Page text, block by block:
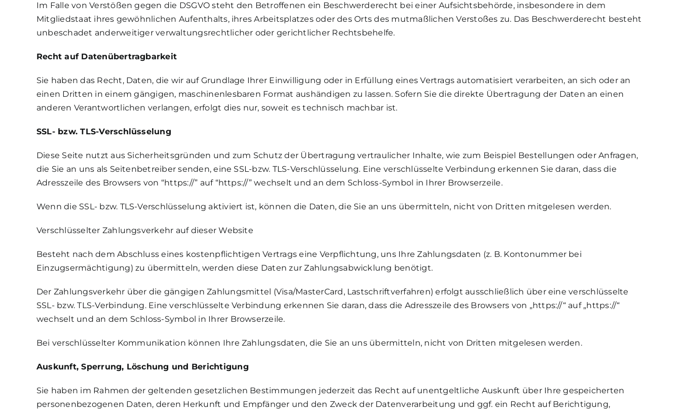
Im Falle von Verstößen gegen die DSGVO steht den Betroffenen ein Beschwerderecht bei einer Aufsichtsbehörde, insbesondere in dem
Mitgliedstaat ihres gewöhnlichen Aufenthalts, ihres Arbeitsplatzes oder des Orts des mutmaßlichen Verstoßes zu. Das Beschwerderecht besteht
unbeschadet anderweitiger verwaltungsrechtlicher oder gerichtlicher Rechtsbehelfe.
Recht auf Datenübertragbarkeit
Sie haben das Recht, Daten, die wir auf Grundlage Ihrer Einwilligung oder in Erfüllung eines Vertrags automatisiert verarbeiten, an sich oder an
einen Dritten in einem gängigen, maschinenlesbaren Format aushändigen zu lassen. Sofern Sie die direkte Übertragung der Daten an einen
anderen Verantwortlichen verlangen, erfolgt dies nur, soweit es technisch machbar ist.
SSL- bzw. TLS-Verschlüsselung
Diese Seite nutzt aus Sicherheitsgründen und zum Schutz der Übertragung vertraulicher Inhalte, wie zum Beispiel Bestellungen oder Anfragen,
die Sie an uns als Seitenbetreiber senden, eine SSL-bzw. TLS-Verschlüsselung. Eine verschlüsselte Verbindung erkennen Sie daran, dass die
Adresszeile des Browsers von “https://” auf “https://” wechselt und an dem Schloss-Symbol in Ihrer Browserzeile.
Wenn die SSL- bzw. TLS-Verschlüsselung aktiviert ist, können die Daten, die Sie an uns übermitteln, nicht von Dritten mitgelesen werden.
Verschlüsselter Zahlungsverkehr auf dieser Website
Besteht nach dem Abschluss eines kostenpflichtigen Vertrags eine Verpflichtung, uns Ihre Zahlungsdaten (z. B. Kontonummer bei
Einzugsermächtigung) zu übermitteln, werden diese Daten zur Zahlungsabwicklung benötigt.
Der Zahlungsverkehr über die gängigen Zahlungsmittel (Visa/MasterCard, Lastschriftverfahren) erfolgt ausschließlich über eine verschlüsselte
SSL- bzw. TLS-Verbindung. Eine verschlüsselte Verbindung erkennen Sie daran, dass die Adresszeile des Browsers von „https://“ auf „https://“
wechselt und an dem Schloss-Symbol in Ihrer Browserzeile.
Bei verschlüsselter Kommunikation können Ihre Zahlungsdaten, die Sie an uns übermitteln, nicht von Dritten mitgelesen werden.
Auskunft, Sperrung, Löschung und Berichtigung
Sie haben im Rahmen der geltenden gesetzlichen Bestimmungen jederzeit das Recht auf unentgeltliche Auskunft über Ihre gespeicherten
personenbezogenen Daten, deren Herkunft und Empfänger und den Zweck der Datenverarbeitung und ggf. ein Recht auf Berichtigung,